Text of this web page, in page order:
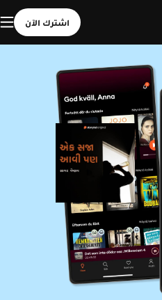
اشترك الآن